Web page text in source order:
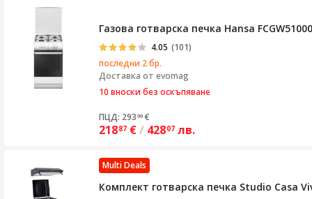
Газова готварска печка Hansa
4.05 (101)
последни 2 бр.
Доставка от evomag
10 вноски без оскъпяване
ПЦД: 293 99 €
21887 €/ 42807 лв.
Multi Deals
Комплект готварска печка Studio Casa